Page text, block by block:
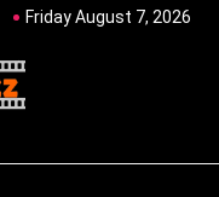
Friday August 7, 2026